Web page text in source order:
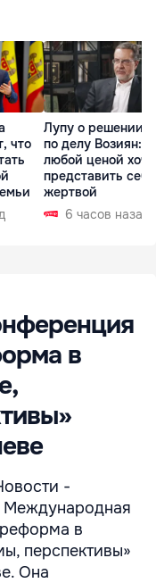
что
Лупу о решении
по делу Возиян:
любой ценой
представить себя
жертвой
6 часов назад
в
-
в
перспективы»
Она